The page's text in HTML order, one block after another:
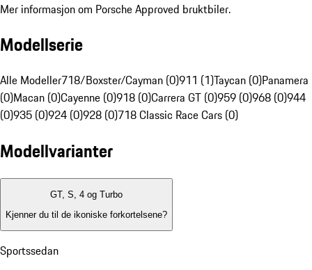
Mer informasjon om Porsche Approved bruktbiler.
Modellserie
Alle Modeller718/Boxster/Cayman (0)911 (1)Taycan (0)Panamera
(0)Macan (0)Cayenne (0)918 (0)Carrera GT (0)959 (0)968 (0)944
(0)935 (0)924 (0)928 (0)718 Classic Race Cars (0)
Modellvarianter
GT, S, 4 og Turbo
Kjenner du til de ikoniske forkortelsene?
Sportssedan